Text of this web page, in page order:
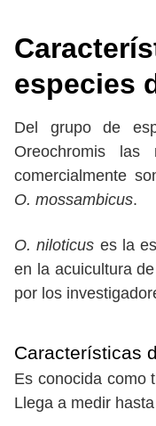
especies
Del grupo de
Oreochromis las
comercialmente
O. mossambicus.
O. niloticus es la
en la acuicultura
por los
Características
Es conocida como
Llega a medir